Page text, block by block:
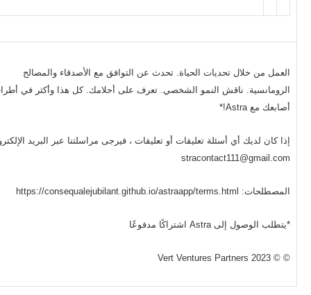
العمل من خلال تحديات الحياة. تحدث عن التوافق مع الأصدقاء والمصالح
الرومانسية. ناقش النمو الشخصي. تعرف على أحلامك. كل هذا وأكثر في
أصابعك مع Astra!*
إذا كان لديك أي أسئلة تعليقات أو تعليقات ، فيرجى مراسلتنا عبر البريد
stracontact111@gmail.com
المصطلحات: https://consequalejubilant.github.io/astraapp/terms.html
*يتطلب الوصول إلى Astra اشتراكًا مدفوعًا
© © Vert Ventures Partners 2023